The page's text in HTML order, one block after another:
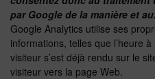
par Google de la manière et
Google Analytics utilise ses
informations, telles que l’heure
visiteur s’est déjà rendu sur le
visiteur vers la page Web.